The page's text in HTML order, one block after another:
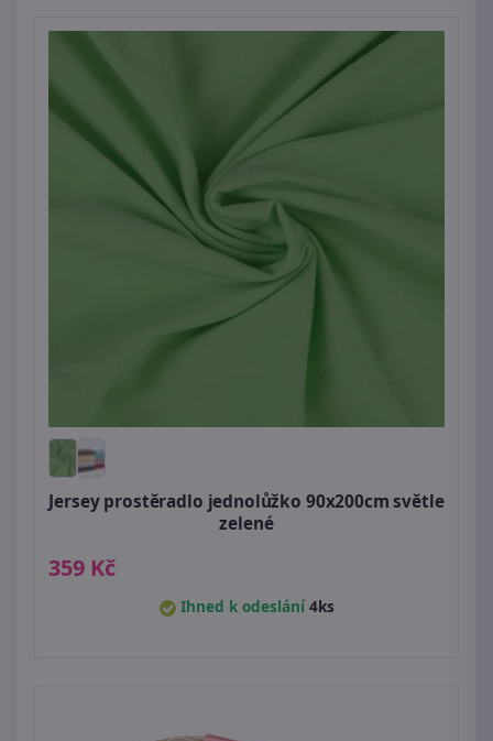
Jersey prostěradlo jednolůžko 90x200cm světle
zelené
359 Kč
Ihned k odeslání4ks